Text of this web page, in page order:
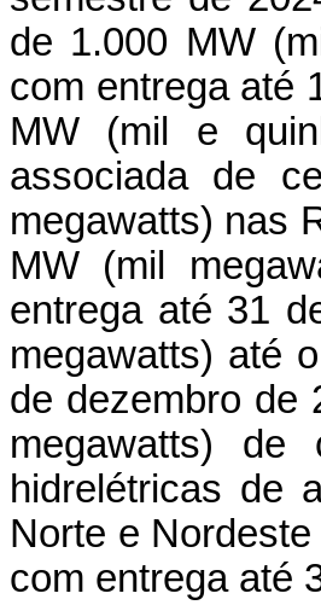
de 1.000 MW
com entrega até
MW (mil e
associada de
megawatts) nas
MW (mil
entrega até 31
megawatts) até
de dezembro de
megawatts) de
hidrelétricas de
Norte e
com entrega até